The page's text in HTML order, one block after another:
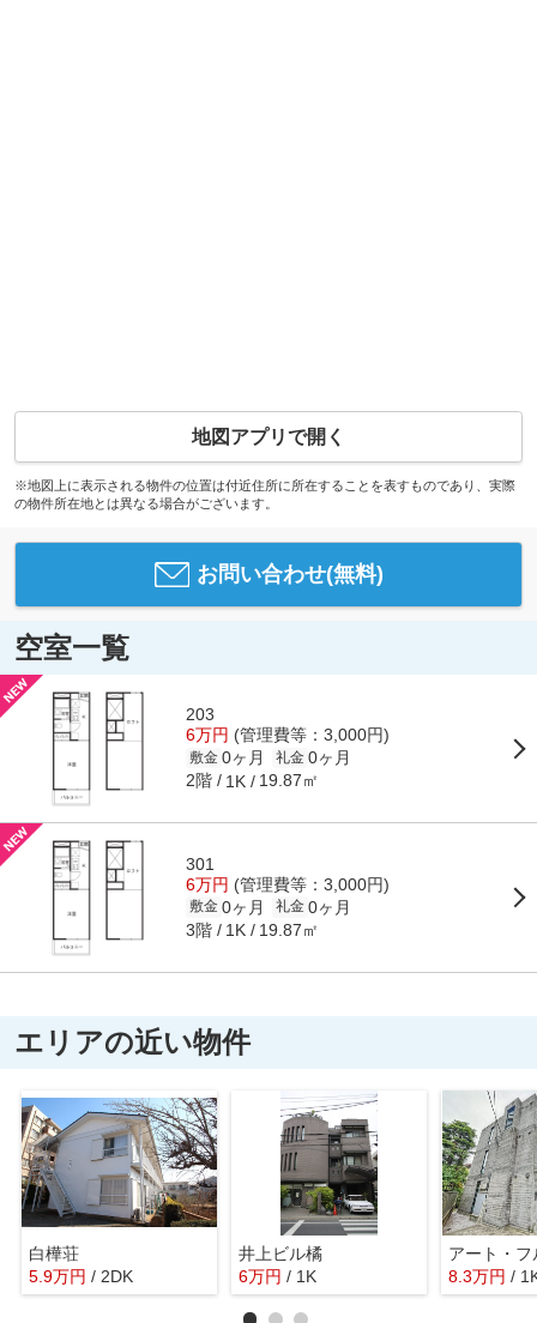
地図アプリで開く
※地図上に表示される物件の位置は付近住所に所在することを表すものであり、実際
の物件所在地とは異なる場合がございます。
お問い合わせ(無料)
空室一覧
203
6万円 (管理費等：3,000円)
敷金 0ヶ月 礼金 0ヶ月
2階 1K 19.87㎡
301
6万円 (管理費等：3,000円)
敷金 0ヶ月 礼金 0ヶ月
3階 1K 19.87㎡
エリアの近い物件
白樺荘
5.9万円 / 2DK
井上ビル橘
6万円 / 1K
アート・フ
8.3万円 /